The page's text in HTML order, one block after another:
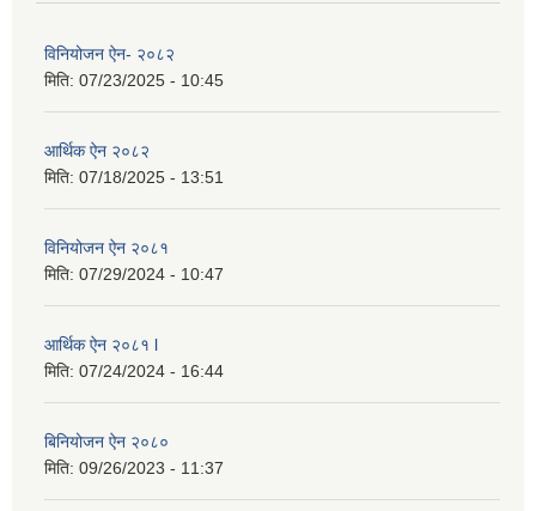
विनियोजन ऐन- २०८२
मिति: 07/23/2025 - 10:45
आर्थिक ऐन २०८२
मिति: 07/18/2025 - 13:51
विनियोजन ऐन २०८१
मिति: 07/29/2024 - 10:47
आर्थिक ऐन २०८१ l
मिति: 07/24/2024 - 16:44
बिनियोजन ऐन २०८०
मिति: 09/26/2023 - 11:37